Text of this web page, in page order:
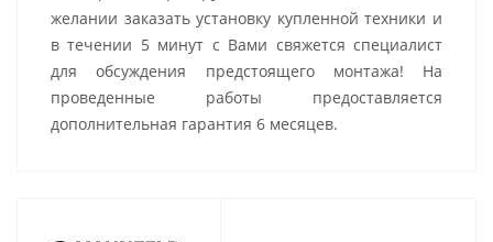
желании заказать установку купленной техники и
в течении 5 минут с Вами свяжется специалист
для обсуждения предстоящего монтажа! На
проведенные работы предоставляется
дополнительная гарантия 6 месяцев.